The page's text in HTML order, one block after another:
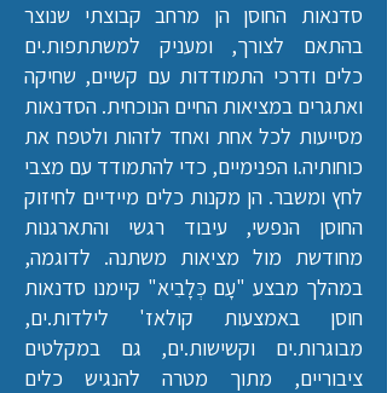
סדנאות החוסן הן מרחב קבוצתי שנוצר
בהתאם לצורך, ומעניק למשתתפות.ים
כלים ודרכי התמודדות עם קשיים, שחיקה
ואתגרים במציאות החיים הנוכחית. הסדנאות
מסייעות לכל אחת ואחד לזהות ולטפח את
כוחותיה.ו הפנימיים, כדי להתמודד עם מצבי
לחץ ומשבר. הן מקנות כלים מיידיים לחיזוק
החוסן הנפשי, עיבוד רגשי והתארגנות
מחודשת מול מציאות משתנה. לדוגמה,
במהלך מבצע "עָם כְּלָבִיא" קיימנו סדנאות
חוסן באמצעות קולאז' לילדות.ים,
מבוגרות.ים וקשישות.ים, גם במקלטים
ציבוריים, מתוך מטרה להנגיש כלים